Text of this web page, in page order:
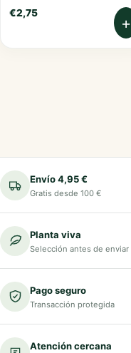
€2,75
+
Envío 4,95 €
Gratis desde 100 €
Planta viva
Selección antes de enviar
Pago seguro
Transacción protegida
Atención cercana